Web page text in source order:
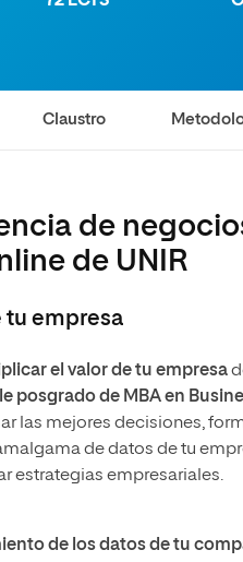
Claustro
de
de UNIR
tu empresa
el valor de tu empresa
posgrado de MBA en
las mejores decisiones,
de datos de tu
estrategias empresariales.
de los datos de tu